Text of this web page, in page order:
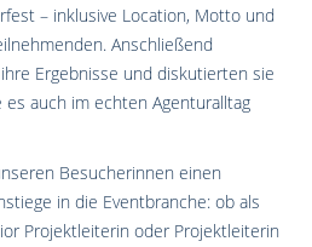
– inklusive Location, Motto und
Anschließend
Ergebnisse und diskutierten sie
es auch im echten Agenturalltag
Besucherinnen einen
in die Eventbranche: ob als
Projektleiterin oder Projektleiterin